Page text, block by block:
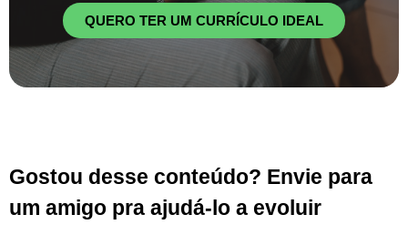
QUERO TER UM CURRÍCULO IDEAL
Gostou desse conteúdo? Envie para
um amigo pra ajudá-lo a evoluir